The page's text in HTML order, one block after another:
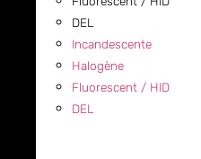
DEL
Incandescente
Halogène
Fluorescent / HID
DEL